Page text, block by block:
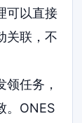
可以直接
关联，不
任务，
。ONES